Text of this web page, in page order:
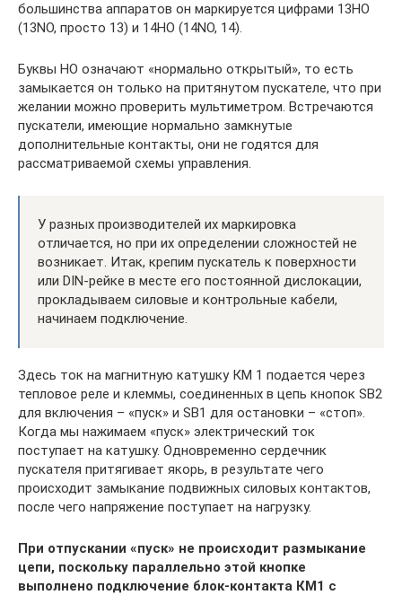
большинства аппаратов он маркируется цифрами 13НО
(13NO, просто 13) и 14НО (14NO, 14).
Буквы НО означают «нормально открытый», то есть
замыкается он только на притянутом пускателе, что при
желании можно проверить мультиметром. Встречаются
пускатели, имеющие нормально замкнутые
дополнительные контакты, они не годятся для
рассматриваемой схемы управления.
У разных производителей их маркировка
отличается, но при их определении сложностей не
возникает. Итак, крепим пускатель к поверхности
или DIN-рейке в месте его постоянной дислокации,
прокладываем силовые и контрольные кабели,
начинаем подключение.
Здесь ток на магнитную катушку КМ 1 подается через
тепловое реле и клеммы, соединенных в цепь кнопок SB2
для включения – «пуск» и SB1 для остановки – «стоп».
Когда мы нажимаем «пуск» электрический ток
поступает на катушку. Одновременно сердечник
пускателя притягивает якорь, в результате чего
происходит замыкание подвижных силовых контактов,
после чего напряжение поступает на нагрузку.
При отпускании «пуск» не происходит размыкание
цепи, поскольку параллельно этой кнопке
выполнено подключение блок-контакта КМ1 с